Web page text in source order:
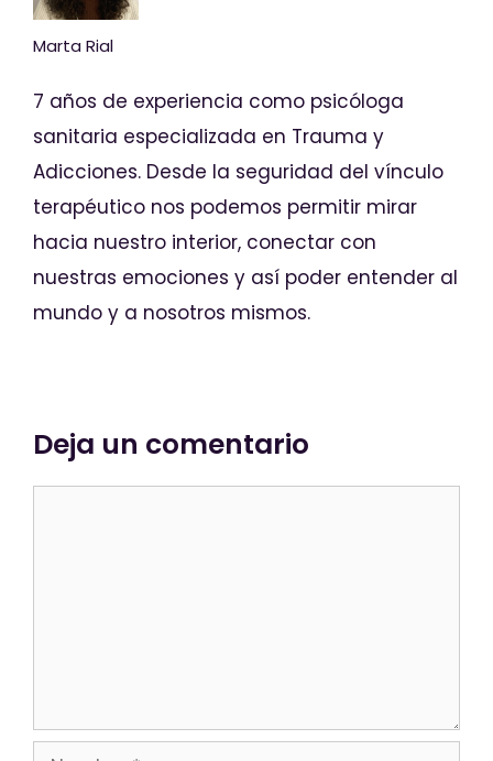
Marta Rial
7 años de experiencia como psicóloga
sanitaria especializada en Trauma y
Adicciones. Desde la seguridad del vínculo
terapéutico nos podemos permitir mirar
hacia nuestro interior, conectar con
nuestras emociones y así poder entender al
mundo y a nosotros mismos.
Deja un comentario